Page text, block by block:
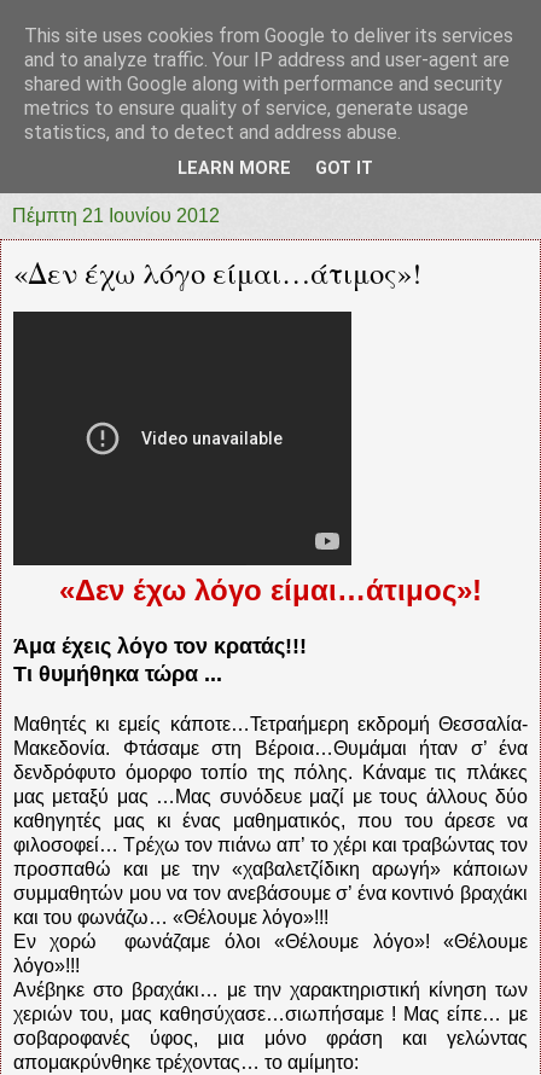
prototypia
"ΠΡΩΤΟΤΥΠΙΑ" * ΑΝΕΞΑΡΤΗΤΗ-ΗΛΕΚΤΡΟΝΙΚΗ-
Πέμπτη 21 Ιουνίου 2012
«Δεν έχω λόγο είμαι…άτιμος»!
«Δεν έχω λόγο είμαι…άτιμος»!
Άμα έχεις λόγο τον κρατάς!!!
Τι θυμήθηκα τώρα ...
Μαθητές κι εμείς κάποτε…Τετραήμερη εκδρομή Θεσσαλία-
Μακεδονία. Φτάσαμε στη Βέροια…Θυμάμαι ήταν σ’ ένα
δενδρόφυτο όμορφο τοπίο της πόλης. Κάναμε τις πλάκες
μας μεταξύ μας …Μας συνόδευε μαζί με τους άλλους δύο
καθηγητές μας κι ένας μαθηματικός, που του άρεσε να
φιλοσοφεί… Τρέχω τον πιάνω απ’ το χέρι και τραβώντας τον
προσπαθώ και με την «χαβαλετζίδικη αρωγή» κάποιων
συμμαθητών μου να τον ανεβάσουμε σ’ ένα κοντινό βραχάκι
και του φωνάζω… «Θέλουμε λόγο»!!!
Εν χορώ φωνάζαμε όλοι «Θέλουμε λόγο»! «Θέλουμε
λόγο»!!!
Ανέβηκε στο βραχάκι… με την χαρακτηριστική κίνηση των
χεριών του, μας καθησύχασε…σιωπήσαμε ! Μας είπε… με
σοβαροφανές ύφος, μια μόνο φράση και γελώντας
απομακρύνθηκε τρέχοντας… το αμίμητο:
This site uses cookies from Google to deliver its services
and to analyze traffic. Your IP address and user-agent are
shared with Google along with performance and security
metrics to ensure quality of service, generate usage
statistics, and to detect and address abuse.
LEARN MORE GOT IT